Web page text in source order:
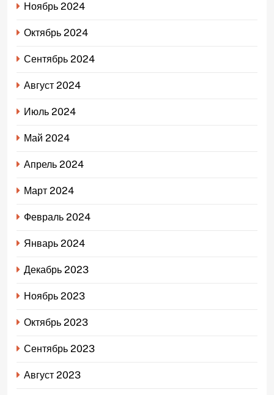
Ноябрь 2024
Октябрь 2024
Сентябрь 2024
Август 2024
Июль 2024
Май 2024
Апрель 2024
Март 2024
Февраль 2024
Январь 2024
Декабрь 2023
Ноябрь 2023
Октябрь 2023
Сентябрь 2023
Август 2023